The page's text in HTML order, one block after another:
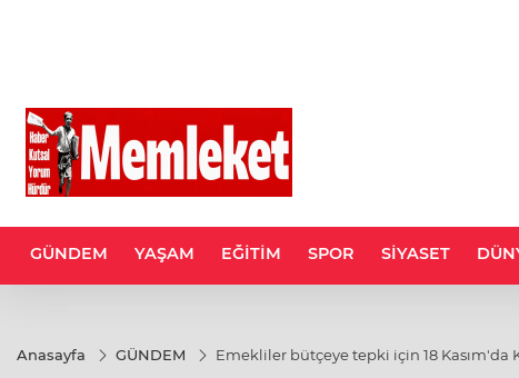
GÜNDEM YAŞAM EĞİTİM SPOR SİYASET
Anasayfa GÜNDEM Emekliler bütçeye tepki için 18 Kasım'da